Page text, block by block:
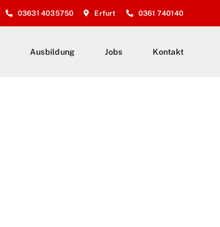
03631 4035750 Erfurt 0361 740140
Ausbildung Jobs Kontakt